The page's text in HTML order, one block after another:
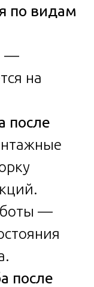
по видам
—
на
после
—
после